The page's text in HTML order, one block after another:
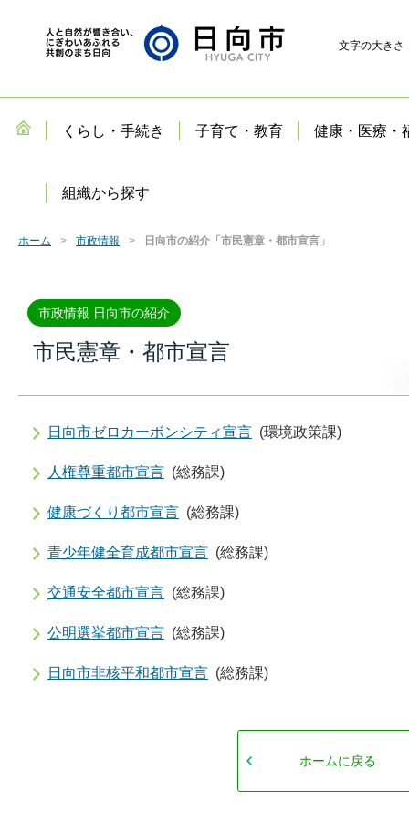
文字の大きさ
くらし・手続き 子育て・教育 健康・医療・
組織から探す
ホーム 市政情報 日向市の紹介「市民憲章・都市宣言」
市政情報 日向市の紹介
市民憲章・都市宣言
日向市ゼロカーボンシティ宣言 (環境政策課)
人権尊重都市宣言 (総務課)
健康づくり都市宣言 (総務課)
青少年健全育成都市宣言 (総務課)
交通安全都市宣言 (総務課)
公明選挙都市宣言 (総務課)
日向市非核平和都市宣言 (総務課)
ホームに戻る